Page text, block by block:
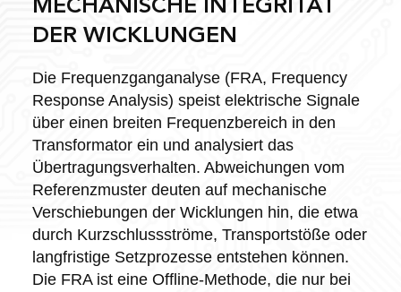
MECHANISCHE INTEGRITÄT
DER WICKLUNGEN
Die Frequenzganganalyse (FRA, Frequency
Response Analysis) speist elektrische Signale
über einen breiten Frequenzbereich in den
Transformator ein und analysiert das
Übertragungsverhalten. Abweichungen vom
Referenzmuster deuten auf mechanische
Verschiebungen der Wicklungen hin, die etwa
durch Kurzschlussströme, Transportstöße oder
langfristige Setzprozesse entstehen können.
Die FRA ist eine Offline-Methode, die nur bei